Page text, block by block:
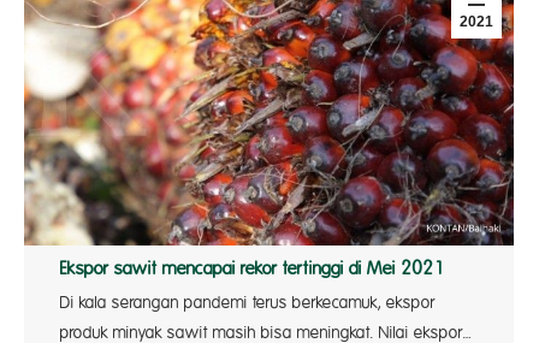
2021
Ekspor sawit mencapai rekor tertinggi di Mei 2021
Di kala serangan pandemi terus berkecamuk, ekspor
produk minyak sawit masih bisa meningkat. Nilai ekspor…